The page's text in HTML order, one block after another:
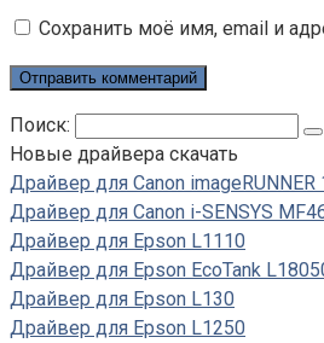
Сохранить моё имя, email и
Поиск:
Новые драйвера скачать
Драйвер для Canon imageRUNNER
Драйвер для Canon i-SENSYS
Драйвер для Epson L1110
Драйвер для Epson EcoTank
Драйвер для Epson L130
Драйвер для Epson L1250